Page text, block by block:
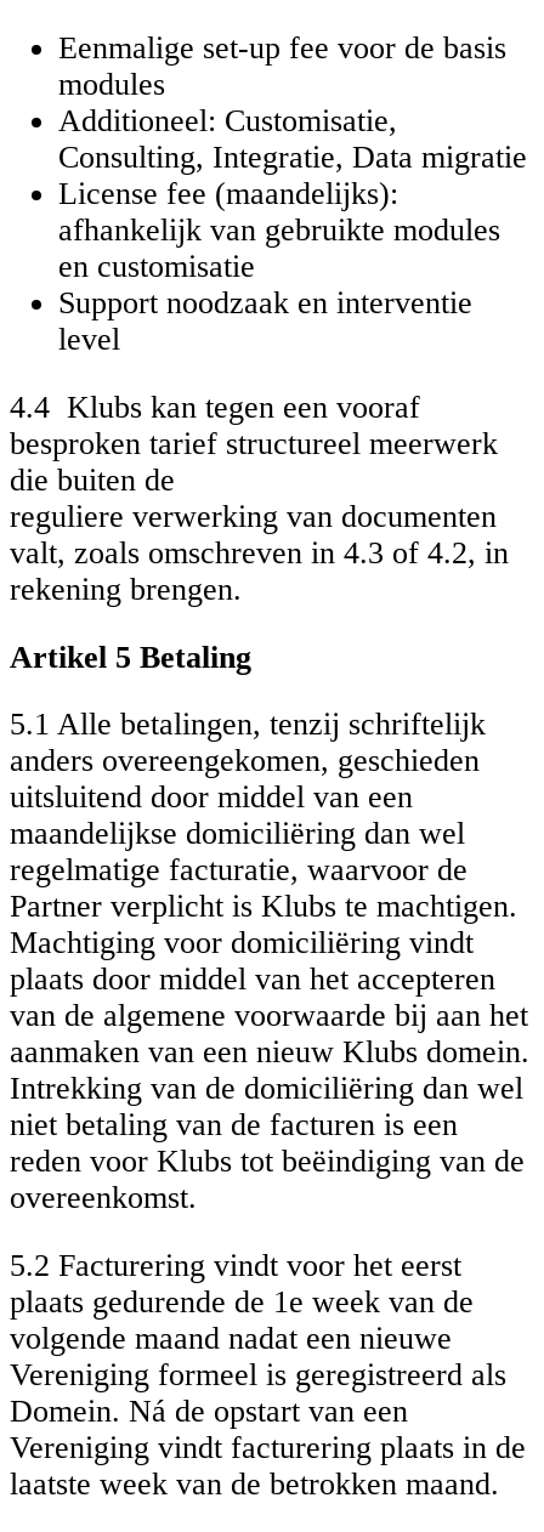
Eenmalige set-up fee voor de basis
modules
Additioneel: Customisatie,
Consulting, Integratie, Data migratie
License fee (maandelijks):
afhankelijk van gebruikte modules
en customisatie
Support noodzaak en interventie
level
4.4 Klubs kan tegen een vooraf
besproken tarief structureel meerwerk
die buiten de
reguliere verwerking van documenten
valt, zoals omschreven in 4.3 of 4.2, in
rekening brengen.
Artikel 5 Betaling
5.1 Alle betalingen, tenzij schriftelijk
anders overeengekomen, geschieden
uitsluitend door middel van een
maandelijkse domiciliëring dan wel
regelmatige facturatie, waarvoor de
Partner verplicht is Klubs te machtigen.
Machtiging voor domiciliëring vindt
plaats door middel van het accepteren
van de algemene voorwaarde bij aan het
aanmaken van een nieuw Klubs domein.
Intrekking van de domiciliëring dan wel
niet betaling van de facturen is een
reden voor Klubs tot beëindiging van de
overeenkomst.
5.2 Facturering vindt voor het eerst
plaats gedurende de 1e week van de
volgende maand nadat een nieuwe
Vereniging formeel is geregistreerd als
Domein. Ná de opstart van een
Vereniging vindt facturering plaats in de
laatste week van de betrokken maand.